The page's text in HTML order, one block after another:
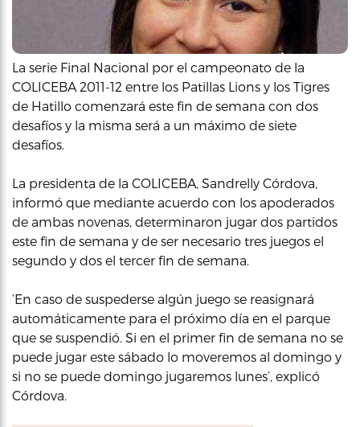
La serie Final Nacional por el campeonato de la
COLICEBA 2011-12 entre los Patillas Lions y los Tigres
de Hatillo comenzará este fin de semana con dos
desafíos y la misma será a un máximo de siete
desafíos.
La presidenta de la COLICEBA, Sandrelly Córdova,
informó que mediante acuerdo con los apoderados
de ambas novenas, determinaron jugar dos partidos
este fin de semana y de ser necesario tres juegos el
segundo y dos el tercer fin de semana.
‘En caso de suspederse algún juego se reasignará
automáticamente para el próximo día en el parque
que se suspendió. Si en el primer fin de semana no se
puede jugar este sábado lo moveremos al domingo y
si no se puede domingo jugaremos lunes’, explicó
Córdova.